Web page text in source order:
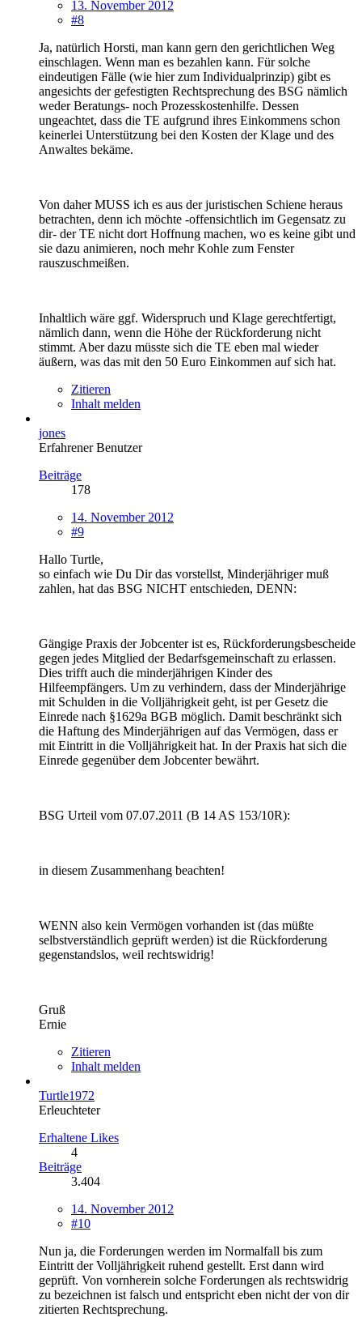
13. November 2012
#8
Ja, natürlich Horsti, man kann gern den gerichtlichen Weg
einschlagen. Wenn man es bezahlen kann. Für solche
eindeutigen Fälle (wie hier zum Individualprinzip) gibt es
angesichts der gefestigten Rechtsprechung des BSG nämlich
weder Beratungs- noch Prozesskostenhilfe. Dessen
ungeachtet, dass die TE aufgrund ihres Einkommens schon
keinerlei Unterstützung bei den Kosten der Klage und des
Anwaltes bekäme.
Von daher MUSS ich es aus der juristischen Schiene heraus
betrachten, denn ich möchte -offensichtlich im Gegensatz zu
dir- der TE nicht dort Hoffnung machen, wo es keine gibt und
sie dazu animieren, noch mehr Kohle zum Fenster
rauszuschmeißen.
Inhaltlich wäre ggf. Widerspruch und Klage gerechtfertigt,
nämlich dann, wenn die Höhe der Rückforderung nicht
stimmt. Aber dazu müsste sich die TE eben mal wieder
äußern, was das mit den 50 Euro Einkommen auf sich hat.
Zitieren
Inhalt melden
jones
Erfahrener Benutzer
Beiträge
178
14. November 2012
#9
Hallo Turtle,
so einfach wie Du Dir das vorstellst, Minderjähriger muß
zahlen, hat das BSG NICHT entschieden, DENN:
Gängige Praxis der Jobcenter ist es, Rückforderungsbescheide
gegen jedes Mitglied der Bedarfsgemeinschaft zu erlassen.
Dies trifft auch die minderjährigen Kinder des
Hilfeempfängers. Um zu verhindern, dass der Minderjährige
mit Schulden in die Volljährigkeit geht, ist per Gesetz die
Einrede nach §1629a BGB möglich. Damit beschränkt sich
die Haftung des Minderjährigen auf das Vermögen, dass er
mit Eintritt in die Volljährigkeit hat. In der Praxis hat sich die
Einrede gegenüber dem Jobcenter bewährt.
BSG Urteil vom 07.07.2011 (B 14 AS 153/10R):
in diesem Zusammenhang beachten!
WENN also kein Vermögen vorhanden ist (das müßte
selbstverständlich geprüft werden) ist die Rückforderung
gegenstandslos, weil rechtswidrig!
Gruß
Ernie
Zitieren
Inhalt melden
Turtle1972
Erleuchteter
Erhaltene Likes
4
Beiträge
3.404
14. November 2012
#10
Nun ja, die Forderungen werden im Normalfall bis zum
Eintritt der Volljährigkeit ruhend gestellt. Erst dann wird
geprüft. Von vornherein solche Forderungen als rechtswidrig
zu bezeichnen ist falsch und entspricht eben nicht der von dir
zitierten Rechtsprechung.